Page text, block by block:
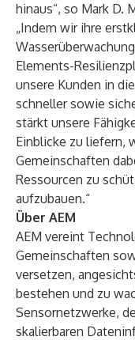
hinaus“, so Mark D.
„Indem wir ihre
Elements-
unsere Kunden in
schneller sowie
stärkt unsere
Einblicke zu liefern,
Gemeinschaften
Ressourcen zu
aufzubauen.“
Über AEM
AEM vereint
Gemeinschaften
versetzen,
bestehen und zu
Sensornetzwerke,
skalierbaren